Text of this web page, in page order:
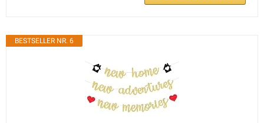
BESTSELLER NR. 6